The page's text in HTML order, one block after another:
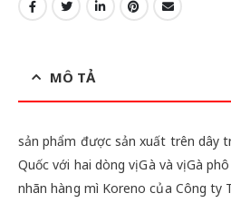
MÔ TẢ
sản phẩm được sản xuất trên dây
Quốc với hai dòng vị Gà và vị Gà
nhãn hàng mì Koreno của Công ty